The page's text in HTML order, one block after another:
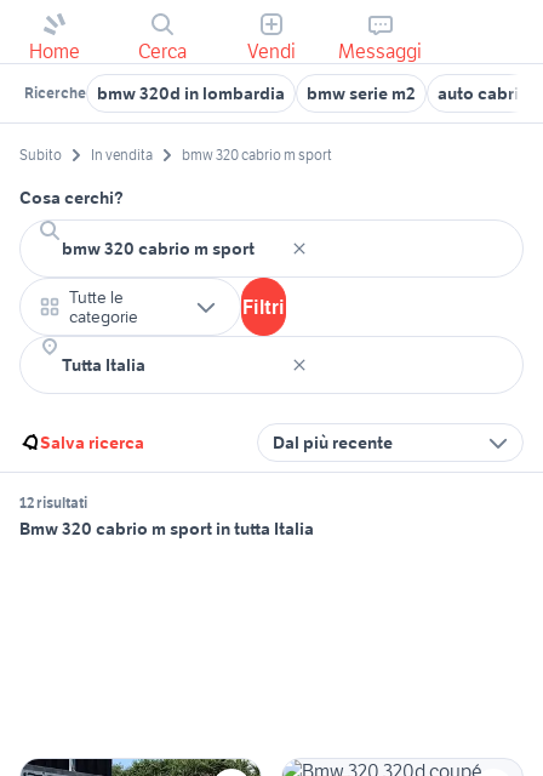
Home Cerca Vendi Messaggi
Ricerche bmw 320d in lombardia bmw serie m2 auto cabrio
Subito In vendita bmw 320 cabrio m sport
Cosa cerchi?
Tutte le
categorie
Filtri
Salva ricerca Dal più recente
12 risultati
Bmw 320 cabrio m sport in tutta Italia